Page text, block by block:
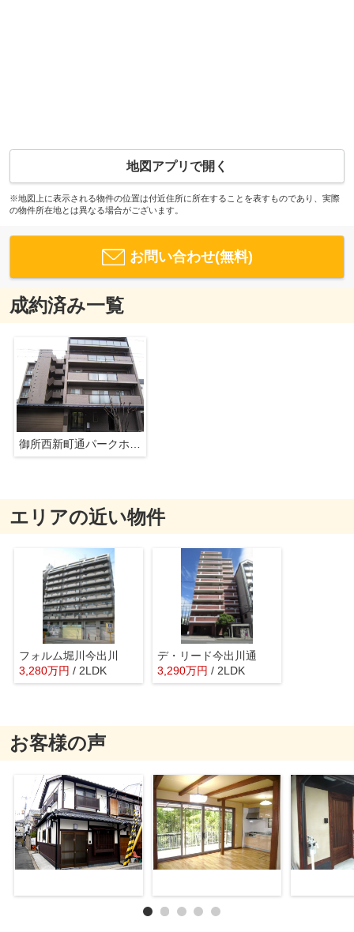
地図アプリで開く
※地図上に表示される物件の位置は付近住所に所在することを表すものであり、実際
の物件所在地とは異なる場合がございます。
お問い合わせ(無料)
成約済み一覧
御所西新町通パークホームズ
エリアの近い物件
フォルム堀川今出川
3,280万円 / 2LDK
デ・リード今出川通
3,290万円 / 2LDK
お客様の声